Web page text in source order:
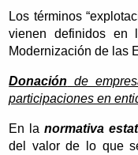
Los términos
vienen definidos
Modernización de las
Donación de
participaciones en
En lanormativa
del valor de lo que